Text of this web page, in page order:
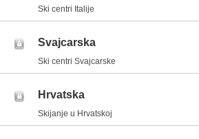
Ski centri Italije
Svajcarska
Ski centri Svajcarske
Hrvatska
Skijanje u Hrvatskoj